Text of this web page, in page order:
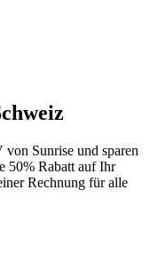
Sunrise und sparen
50% Rabatt auf Ihr
Rechnung für alle